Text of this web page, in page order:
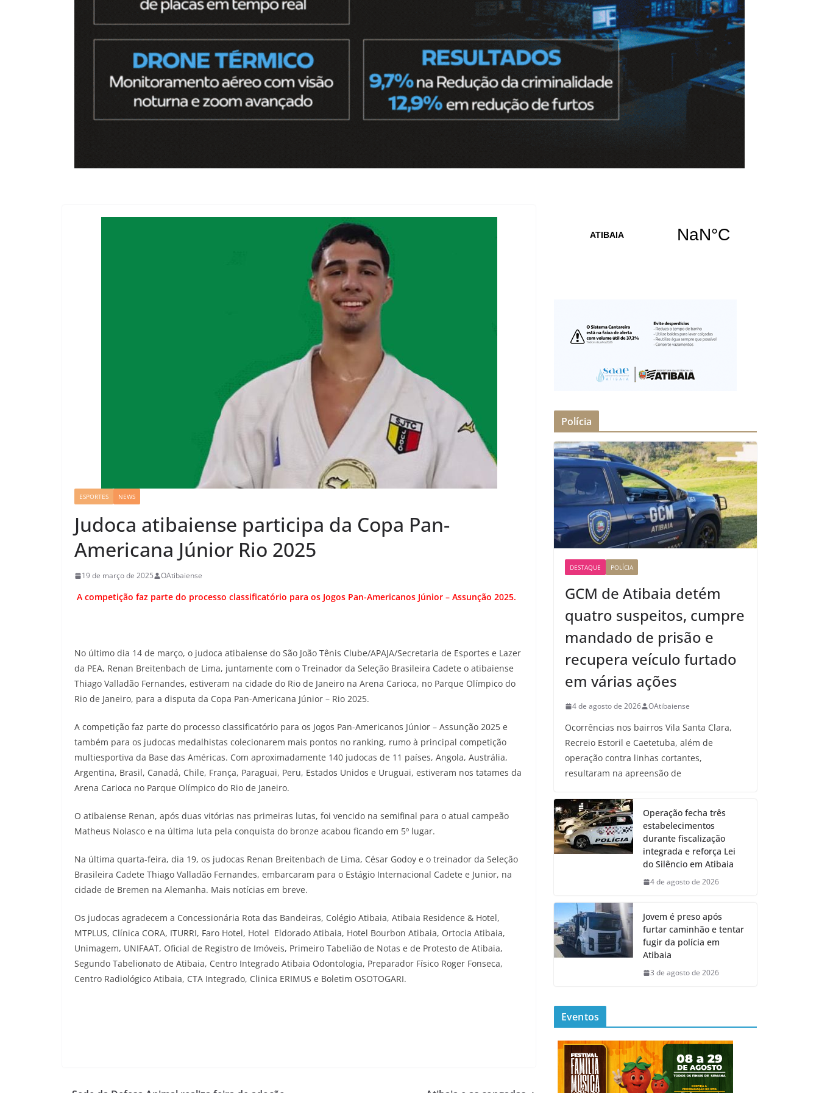
ESPORTES NEWS
Judoca atibaiense participa da Copa Pan-
Americana Júnior Rio 2025
19 de março de 2025 OAtibaiense
A competição faz parte do processo classificatório para os Jogos Pan-Americanos Júnior – Assunção 2025.
No último dia 14 de março, o judoca atibaiense do São João Tênis Clube/APAJA/Secretaria de Esportes e Lazer
da PEA, Renan Breitenbach de Lima, juntamente com o Treinador da Seleção Brasileira Cadete o atibaiense
Thiago Valladão Fernandes, estiveram na cidade do Rio de Janeiro na Arena Carioca, no Parque Olímpico do
Rio de Janeiro, para a disputa da Copa Pan-Americana Júnior – Rio 2025.
A competição faz parte do processo classificatório para os Jogos Pan-Americanos Júnior – Assunção 2025 e
também para os judocas medalhistas colecionarem mais pontos no ranking, rumo à principal competição
multiesportiva da Base das Américas. Com aproximadamente 140 judocas de 11 países, Angola, Austrália,
Argentina, Brasil, Canadá, Chile, França, Paraguai, Peru, Estados Unidos e Uruguai, estiveram nos tatames da
Arena Carioca no Parque Olímpico do Rio de Janeiro.
O atibaiense Renan, após duas vitórias nas primeiras lutas, foi vencido na semifinal para o atual campeão
Matheus Nolasco e na última luta pela conquista do bronze acabou ficando em 5º lugar.
Na última quarta-feira, dia 19, os judocas Renan Breitenbach de Lima, César Godoy e o treinador da Seleção
Brasileira Cadete Thiago Valladão Fernandes, embarcaram para o Estágio Internacional Cadete e Junior, na
cidade de Bremen na Alemanha. Mais notícias em breve.
Os judocas agradecem a Concessionária Rota das Bandeiras, Colégio Atibaia, Atibaia Residence & Hotel,
MTPLUS, Clínica CORA, ITURRI, Faro Hotel, Hotel Eldorado Atibaia, Hotel Bourbon Atibaia, Ortocia Atibaia,
Unimagem, UNIFAAT, Oficial de Registro de Imóveis, Primeiro Tabelião de Notas e de Protesto de Atibaia,
Segundo Tabelionato de Atibaia, Centro Integrado Atibaia Odontologia, Preparador Físico Roger Fonseca,
Centro Radiológico Atibaia, CTA Integrado, Clinica ERIMUS e Boletim OSOTOGARI.
Polícia
DESTAQUE POLÍCIA
GCM de Atibaia detém
quatro suspeitos, cumpre
mandado de prisão e
recupera veículo furtado
em várias ações
4 de agosto de 2026 OAtibaiense
Ocorrências nos bairros Vila Santa Clara,
Recreio Estoril e Caetetuba, além de
operação contra linhas cortantes,
resultaram na apreensão de
Operação fecha três
estabelecimentos
durante fiscalização
integrada e reforça Lei
do Silêncio em Atibaia
4 de agosto de 2026
Jovem é preso após
furtar caminhão e tentar
fugir da polícia em
Atibaia
3 de agosto de 2026
Eventos